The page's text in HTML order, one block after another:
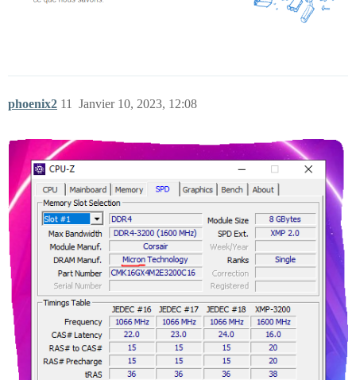
phoenix2 Janvier 10, 2023, 12:08
11